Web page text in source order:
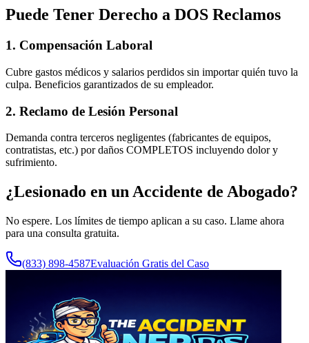
Puede Tener Derecho a DOS Reclamos
1. Compensación Laboral
Cubre gastos médicos y salarios perdidos sin importar quién tuvo la
culpa. Beneficios garantizados de su empleador.
2. Reclamo de Lesión Personal
Demanda contra terceros negligentes (fabricantes de equipos,
contratistas, etc.) por daños COMPLETOS incluyendo dolor y
sufrimiento.
¿Lesionado en un Accidente de Abogado?
No espere. Los límites de tiempo aplican a su caso. Llame ahora
para una consulta gratuita.
(833) 898-4587Evaluación Gratis del Caso